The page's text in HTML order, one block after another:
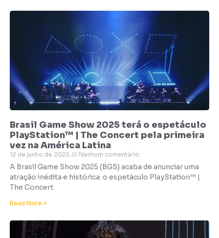
Brasil Game Show 2025 terá o espetáculo
PlayStation™ | The Concert pela primeira
vez na América Latina
12 de junho de 2025 Nenhum comentário
A Brasil Game Show 2025 (BGS) acaba de anunciar uma
atração inédita e histórica: o espetáculo PlayStation™ |
The Concert
Read More »